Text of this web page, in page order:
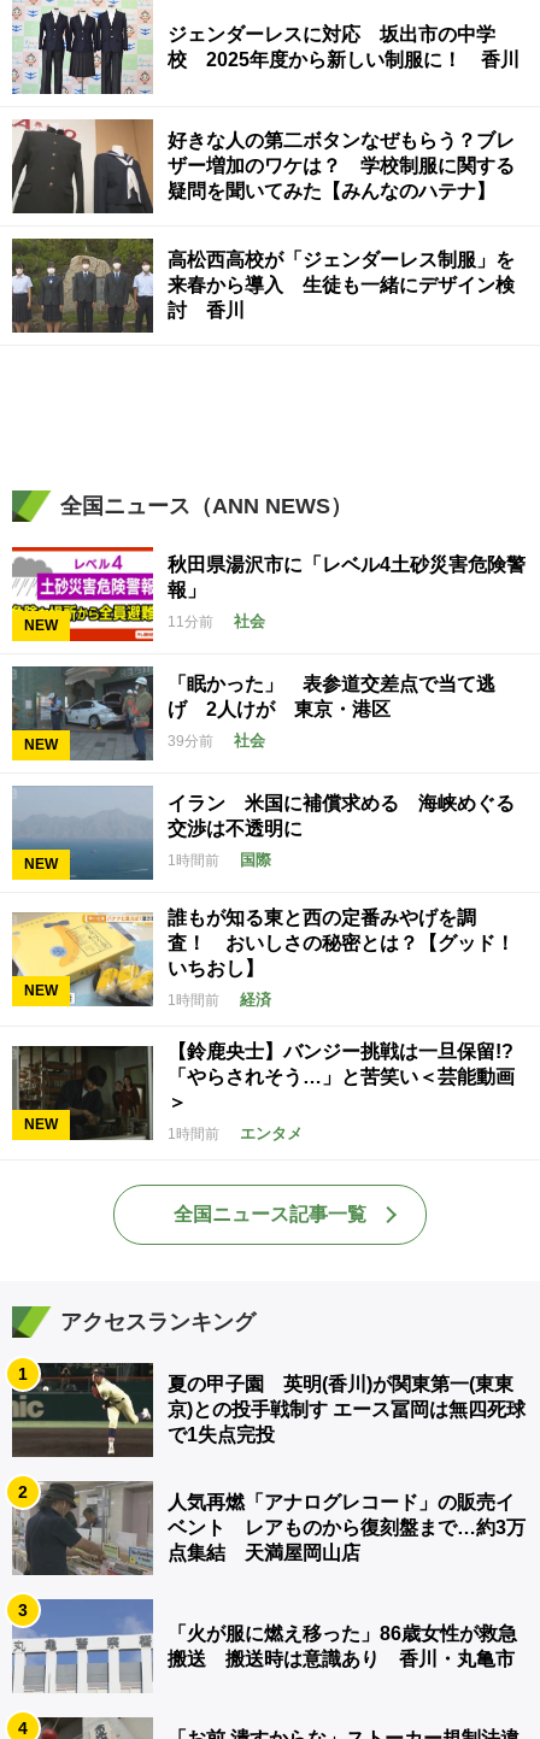
ジェンダーレスに対応 坂出市の中学
校 2025年度から新しい制服に！ 香川
好きな人の第二ボタンなぜもらう？ブレ
ザー増加のワケは？ 学校制服に関する
疑問を聞いてみた【みんなのハテナ】
高松西高校が「ジェンダーレス制服」を
来春から導入 生徒も一緒にデザイン検
討 香川
全国ニュース（ANN NEWS）
NEW
秋田県湯沢市に「レベル4土砂災害危険警
報」
11分前 社会
NEW
「眠かった」 表参道交差点で当て逃
げ 2人けが 東京・港区
39分前 社会
NEW
イラン 米国に補償求める 海峡めぐる
交渉は不透明に
1時間前 国際
NEW
誰もが知る東と西の定番みやげを調
査！ おいしさの秘密とは？【グッド！
いちおし】
1時間前 経済
NEW
【鈴鹿央士】バンジー挑戦は一旦保留!?
「やらされそう…」と苦笑い＜芸能動画
＞
1時間前 エンタメ
全国ニュース記事一覧
アクセスランキング
1
夏の甲子園 英明(香川)が関東第一(東東
京)との投手戦制す エース冨岡は無四死球
で1失点完投
2
人気再燃「アナログレコード」の販売イ
ベント レアものから復刻盤まで…約3万
点集結 天満屋岡山店
3
「火が服に燃え移った」86歳女性が救急
搬送 搬送時は意識あり 香川・丸亀市
4